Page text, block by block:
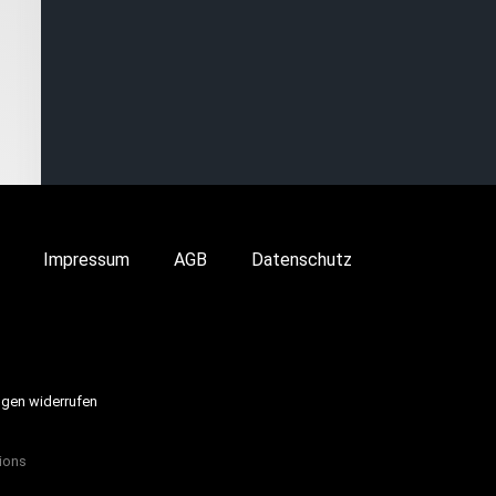
Impressum AGB Datenschutz
widerrufen